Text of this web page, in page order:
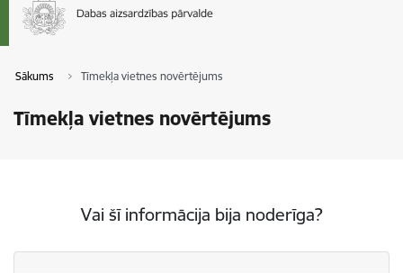
Sākums Tīmekļa vietnes novērtējums
Tīmekļa vietnes novērtējums
Vai šī informācija bija noderīga?